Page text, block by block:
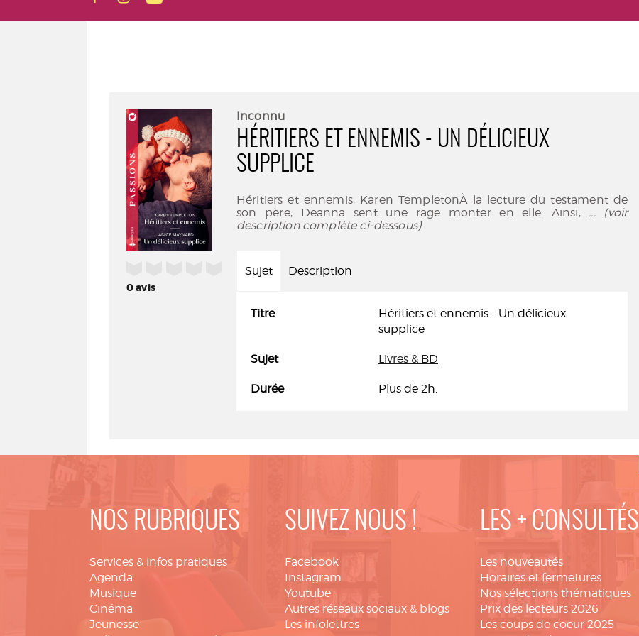
0avis
Inconnu
HÉRITIERS ET ENNEMIS - UN DÉLICIEUX
SUPPLICE
Héritiers et ennemis, Karen TempletonÀ la lecture du testament de
son père, Deanna sent une rage monter en elle. Ainsi, ... (voir
description complète ci-dessous)
Sujet Description
Titre
Héritiers et ennemis - Un délicieux
supplice
Sujet Livres & BD
Durée Plus de 2h.
NOS RUBRIQUES
Services & infos pratiques
Agenda
Musique
Cinéma
Jeunesse
SUIVEZ NOUS !
Facebook
Instagram
Youtube
Autres réseaux sociaux & blogs
Les infolettres
LES + CONSULTÉS
Les nouveautés
Horaires et fermetures
Nos sélections thématiques
Prix des lecteurs 2026
Les coups de coeur 2025